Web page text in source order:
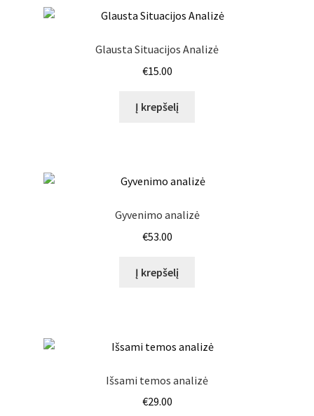
Glausta Situacijos Analizė
€15.00
Į krepšelį
Gyvenimo analizė
€53.00
Į krepšelį
Išsami temos analizė
€29.00